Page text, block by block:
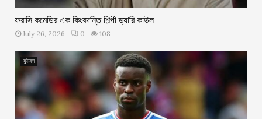
ফরাসি কমেডির এক কিংবদন্তি শিল্পী ড্যারি কাউল
July 26, 2026 0 108
ফুটবল